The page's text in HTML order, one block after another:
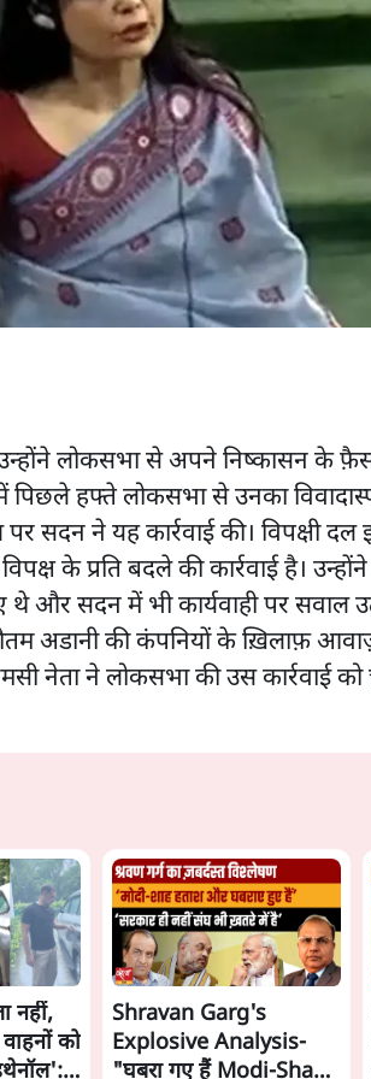
लोकसभा से अपने निष्कासन के
पिछले हफ्ते लोकसभा से उनका
सदन ने यह कार्रवाई की। विपक्षी दल
के प्रति बदले की कार्रवाई है।
थे और सदन में भी कार्यवाही पर सवाल
अडानी की कंपनियों के ख़िलाफ़
नेता ने लोकसभा की उस कार्रवाई को
नहीं,
को
Shravan Garg's
Explosive Analysis-
"घबरा गए हैं Modi-Shah,